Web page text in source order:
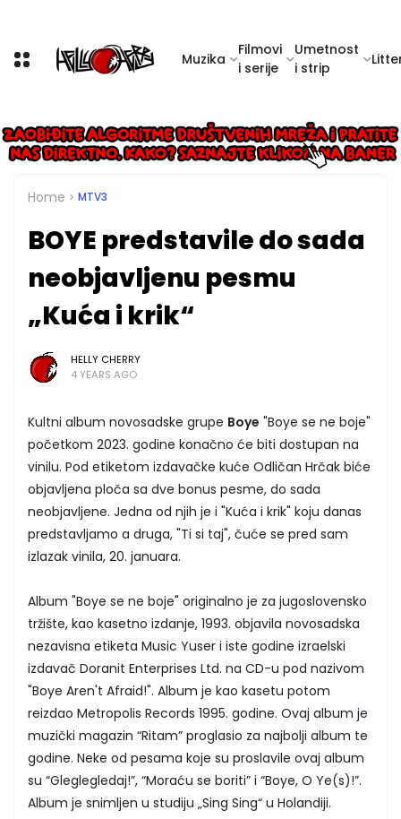
Muzika
Filmovi
i serije
Umetnost
i strip
Home MTV3
BOYE predstavile do sada
neobjavljenu pesmu
„Kuća i krik“
HELLY CHERRY
4 YEARS AGO
Kultni album novosadske grupe Boye "Boye se ne boje"
početkom 2023. godine konačno će biti dostupan na
vinilu. Pod etiketom izdavačke kuće Odličan Hrčak biće
objavljena ploča sa dve bonus pesme, do sada
neobjavljene. Jedna od njih je i "Kuća i krik" koju danas
predstavljamo a druga, "Ti si taj", čuće se pred sam
izlazak vinila, 20. januara.
Album "Boye se ne boje" originalno je za jugoslovensko
tržište, kao kasetno izdanje, 1993. objavila novosadska
nezavisna etiketa Music Yuser i iste godine izraelski
izdavač Doranit Enterprises Ltd. na CD-u pod nazivom
"Boye Aren't Afraid!". Album je kao kasetu potom
reizdao Metropolis Records 1995. godine. Ovaj album je
muzički magazin “Ritam” proglasio za najbolji album te
godine. Neke od pesama koje su proslavile ovaj album
su “Gleglegledaj!”, “Moraću se boriti” i “Boye, O Ye(s)!”.
Album je snimljen u studiju „Sing Sing“ u Holandiji.